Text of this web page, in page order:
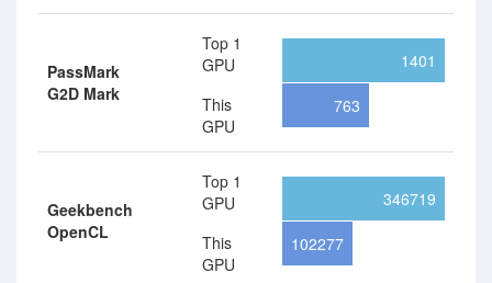
PassMark
G2D Mark
Top 1
GPU
This
GPU
1401
763
Geekbench
OpenCL
Top 1
GPU
This
GPU
346719
102277